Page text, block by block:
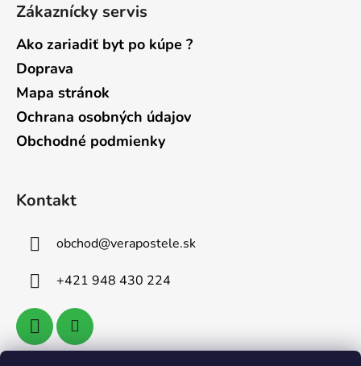
Zákaznícky servis
Ako zariadiť byt po kúpe ?
Doprava
Mapa stránok
Ochrana osobných údajov
Obchodné podmienky
Kontakt
obchod@verapostele.sk
+421 948 430 224